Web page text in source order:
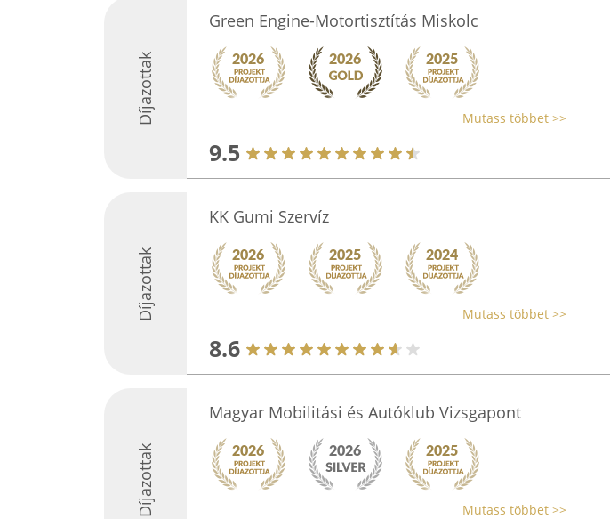
Díjazottak
Green Engine-Motortisztítás Miskolc
Mutass többet >>
9.5
Díjazottak
KK Gumi Szervíz
Mutass többet >>
8.6
Díjazottak
Magyar Mobilitási és Autóklub Vizsgapont
Mutass többet >>